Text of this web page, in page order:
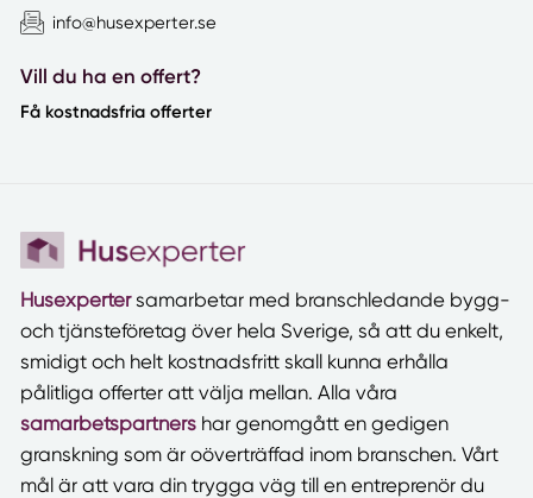
info@husexperter.se
Vill du ha en offert?
Få kostnadsfria offerter
Husexpertersamarbetar med branschledande bygg-
och tjänsteföretag över hela Sverige, så att du enkelt,
smidigt och helt kostnadsfritt skall kunna erhålla
pålitliga offerter att välja mellan. Alla våra
samarbetspartnershar genomgått en gedigen
granskning som är oöverträffad inom branschen. Vårt
mål är att vara din trygga väg till en entreprenör du